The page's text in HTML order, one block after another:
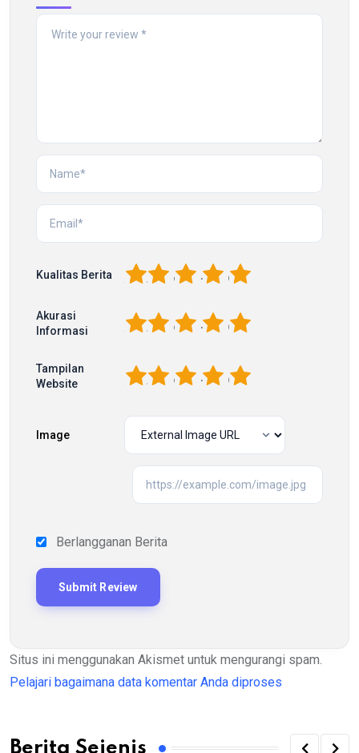
Kualitas Berita 5
4
3
2
Akurasi
Informasi
5
4
3
2
Tampilan
Website
5
4
3
2
Image
Berlangganan Berita
Situs ini menggunakan Akismet untuk mengurangi spam.
Pelajari bagaimana data komentar Anda diproses
Berita Sejenis